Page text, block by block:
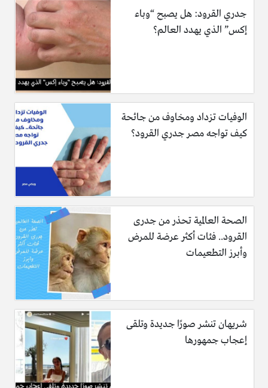
جدري القرود: هل يصبح “وباء
إكس” الذي يهدد العالم؟
الوفيات تزداد ومخاوف من جائحة
كيف تواجه مصر جدري القرود؟
الصحة العالمية تحذر من جدرى
القرود.. فئات أكثر عرضة للمرض
وأبرز التطعيمات
شريهان تنشر صورًا جديدة وتلقى
إعجاب جمهورها